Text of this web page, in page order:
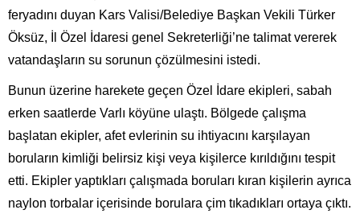
feryadını duyan Kars Valisi/Belediye Başkan Vekili Türker
Öksüz, İl Özel İdaresi genel Sekreterliği’ne talimat vererek
vatandaşların su sorunun çözülmesini istedi.
Bunun üzerine harekete geçen Özel İdare ekipleri, sabah
erken saatlerde Varlı köyüne ulaştı. Bölgede çalışma
başlatan ekipler, afet evlerinin su ihtiyacını karşılayan
boruların kimliği belirsiz kişi veya kişilerce kırıldığını tespit
etti. Ekipler yaptıkları çalışmada boruları kıran kişilerin ayrıca
naylon torbalar içerisinde borulara çim tıkadıkları ortaya çıktı.